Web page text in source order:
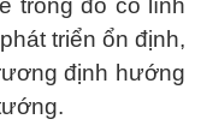
trong đó có lĩnh
triển ổn định,
định hướng